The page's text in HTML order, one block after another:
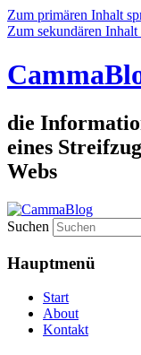
Zum primären Inhalt
Zum sekundären Inhalt
die
eines
Webs
Suchen
Hauptmenü
Start
About
Kontakt